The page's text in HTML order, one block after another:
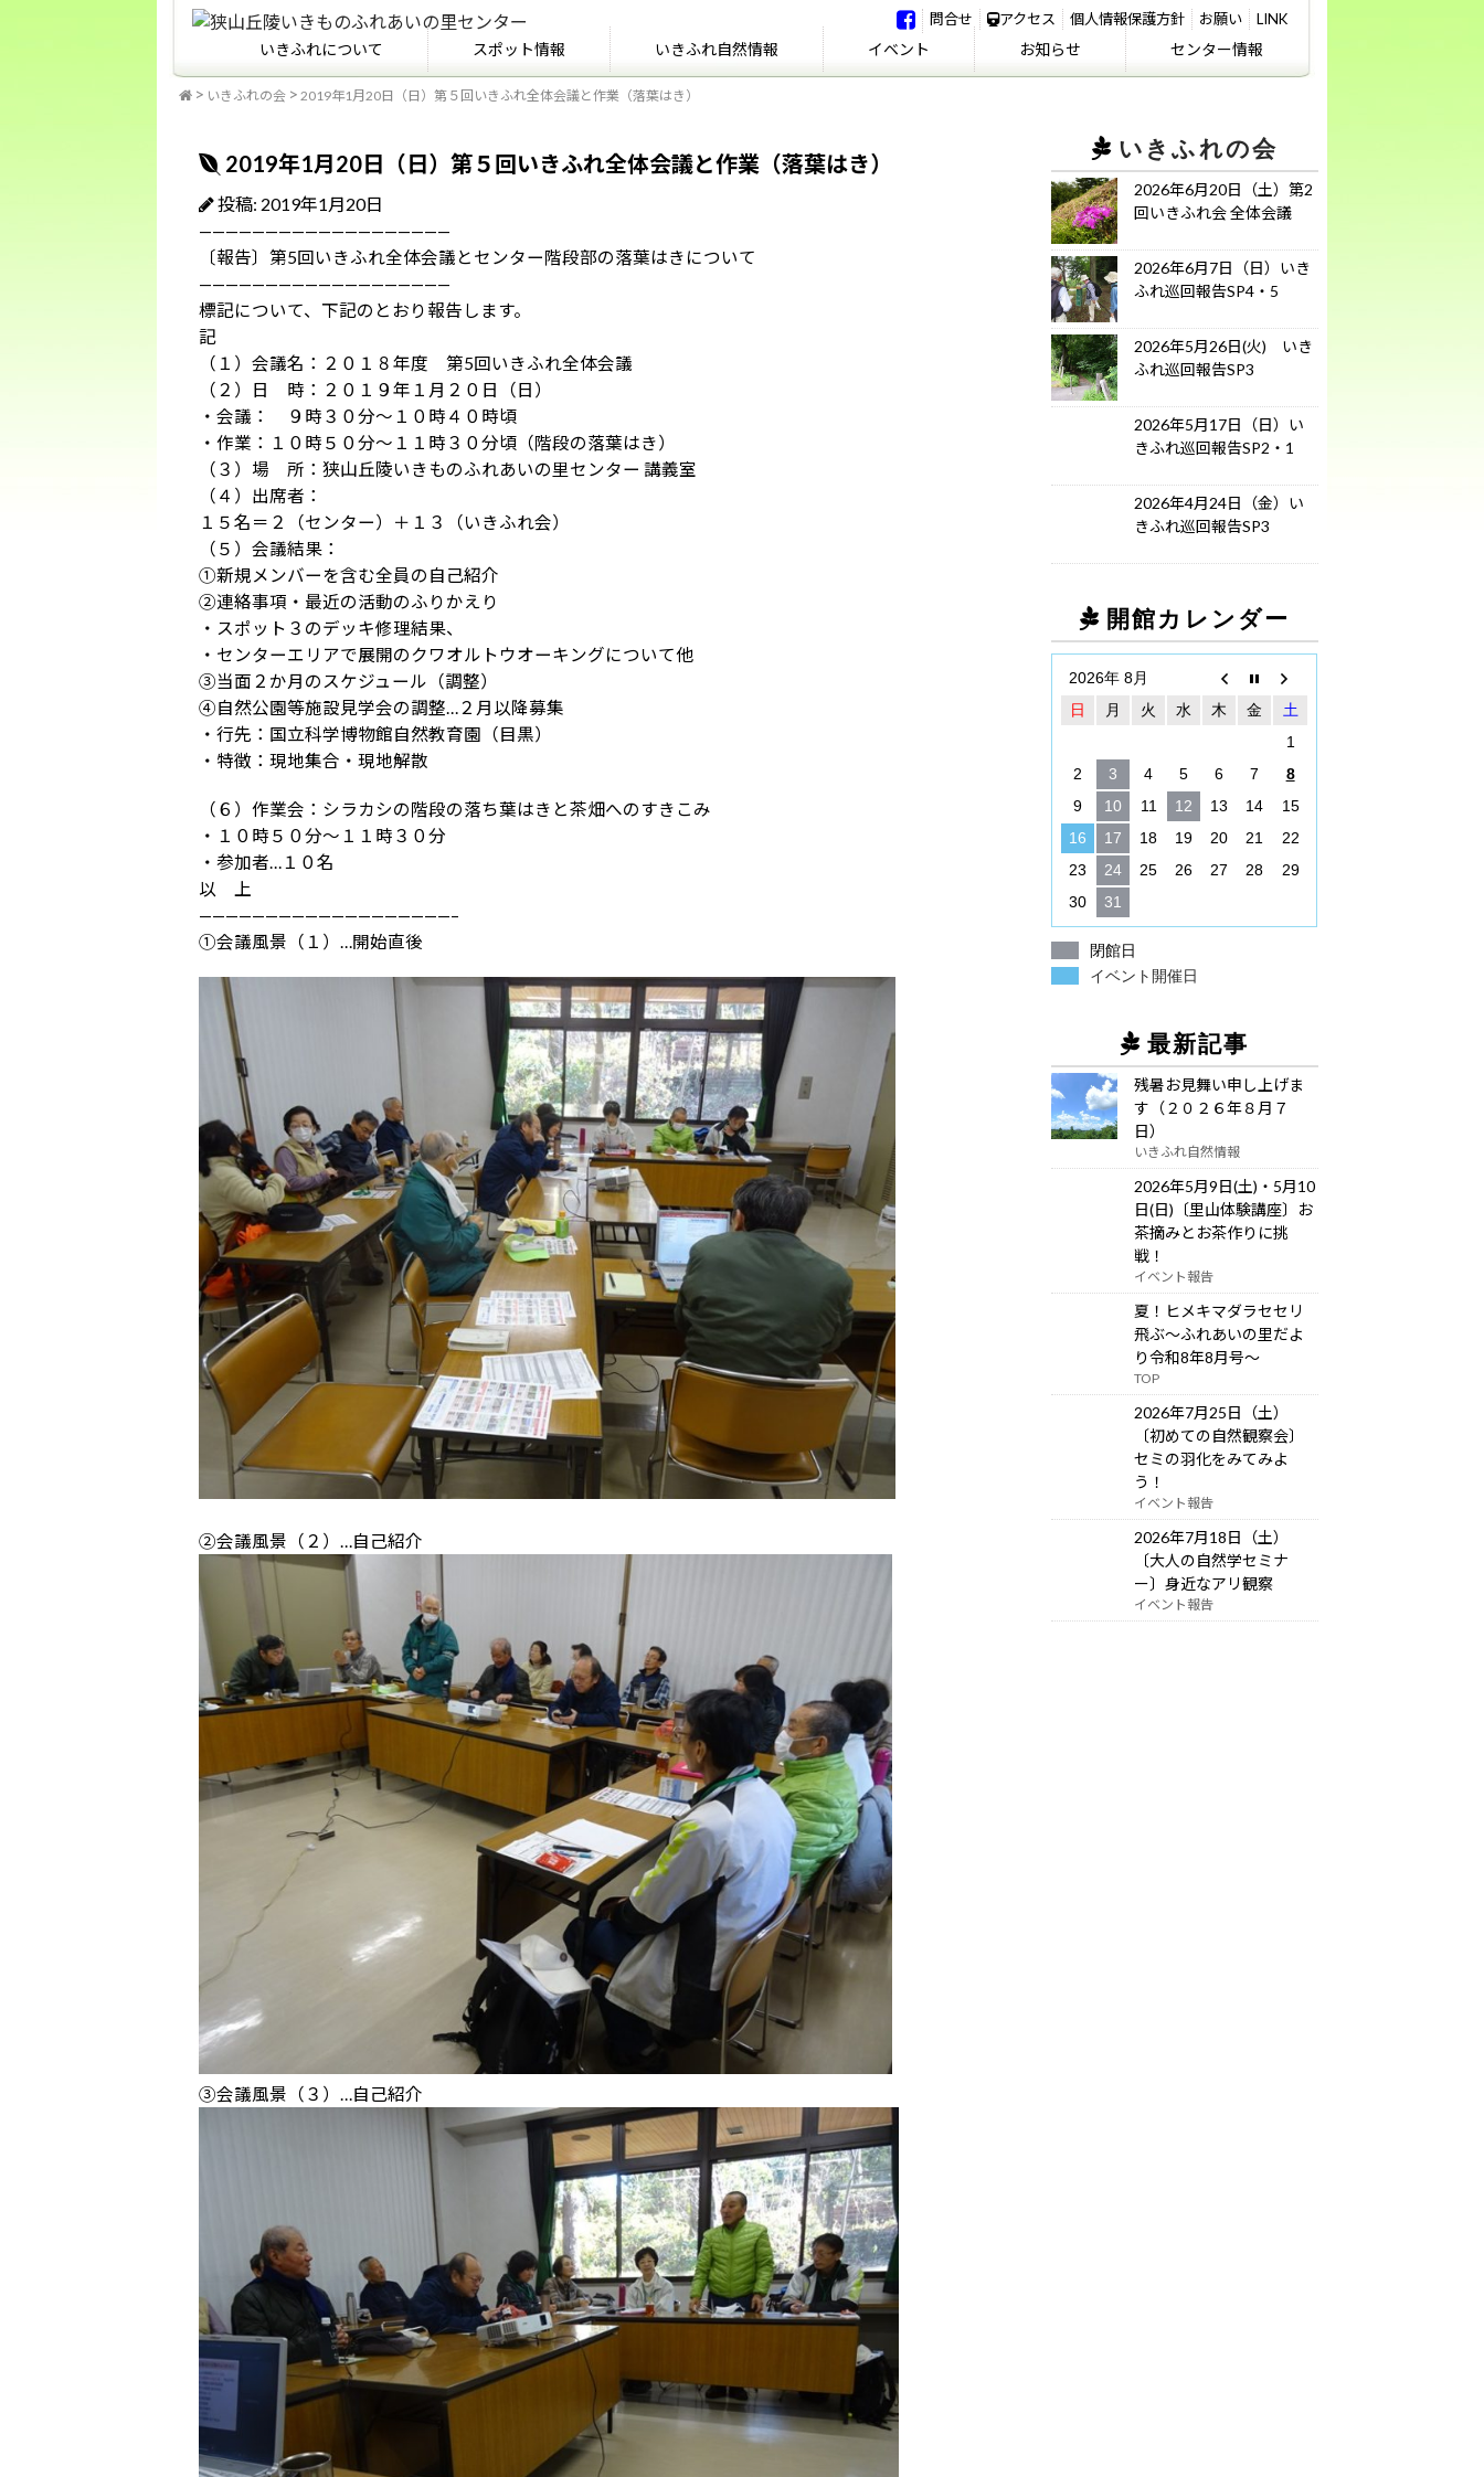
問合せ アクセス 個人情報保護方針 お願い LINK
いきふれについて
いきふれについて
いきふれプログラム紹介
フィールドマナーを知っ
スポット情報 いきふれ自然情報
いきふれ自然情報
いきふれの会
イベント お知らせ センター情報
いきふれの会 2019年1月20日（日）第５回いきふれ全体会議と作業（落葉はき）
2019年1月20日（日）第５回いきふれ全体会議と作業（落葉はき）
投稿: 2019年1月20日
———————————————————
〔報告〕第5回いきふれ全体会議とセンター階段部の落葉はきについて
———————————————————
標記について、下記のとおり報告します。
記
（１）会議名：２０１８年度 第5回いきふれ全体会議
（２）日 時：２０１９年１月２０日（日）
・会議： ９時３０分～１０時４０時頃
・作業：１０時５０分～１１時３０分頃（階段の落葉はき）
（３）場 所：狭山丘陵いきものふれあいの里センター 講義室
（４）出席者：
１５名＝２（センター）＋１３（いきふれ会）
（５）会議結果：
①新規メンバーを含む全員の自己紹介
②連絡事項・最近の活動のふりかえり
・スポット３のデッキ修理結果、
・センターエリアで展開のクワオルトウオーキングについて他
③当面２か月のスケジュール（調整）
④自然公園等施設見学会の調整…２月以降募集
・行先：国立科学博物館自然教育園（目黒）
・特徴：現地集合・現地解散
（６）作業会：シラカシの階段の落ち葉はきと茶畑へのすきこみ
・１０時５０分～１１時３０分
・参加者…１０名
以 上
———————————————————–
①会議風景（１）…開始直後
②会議風景（２）…自己紹介
③会議風景（３）…自己紹介
いきふれの会
2026年6月20日（土）第2
回いきふれ会 全体会議
2026年6月7日（日）いき
ふれ巡回報告SP4・5
2026年5月26日(火) いき
ふれ巡回報告SP3
2026年5月17日（日）い
きふれ巡回報告SP2・1
2026年4月24日（金）い
きふれ巡回報告SP3
開館カレンダー
2026年 8月
日
月 火 水 木 金
土
1
2
3 4 5 6 7
8
9
10 11 12 13 14
15
16
17 18 19 20 21
22
23
24 25 26 27 28
29
30
31
閉館日
イベント開催日
最新記事
残暑お見舞い申し上げま
す（２０２６年８月７
日）
いきふれ自然情報
2026年5月9日(土)・5月10
日(日)〔里山体験講座〕お
茶摘みとお茶作りに挑
戦！
イベント報告
夏！ヒメキマダラセセリ
飛ぶ～ふれあいの里だよ
り令和8年8月号～
TOP
2026年7月25日（土）
〔初めての自然観察会〕
セミの羽化をみてみよ
う！
イベント報告
2026年7月18日（土）
〔大人の自然学セミナ
ー〕身近なアリ観察
イベント報告